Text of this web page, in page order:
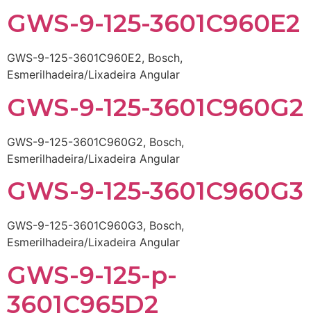
GWS-9-125-3601C960E2
GWS-9-125-3601C960E2, Bosch,
Esmerilhadeira/Lixadeira Angular
GWS-9-125-3601C960G2
GWS-9-125-3601C960G2, Bosch,
Esmerilhadeira/Lixadeira Angular
GWS-9-125-3601C960G3
GWS-9-125-3601C960G3, Bosch,
Esmerilhadeira/Lixadeira Angular
GWS-9-125-p-
3601C965D2